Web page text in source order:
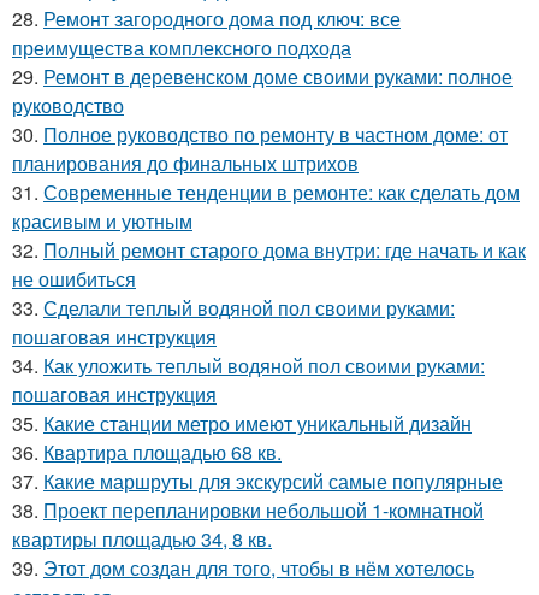
28. Ремонт загородного дома под ключ: все
преимущества комплексного подхода
29. Ремонт в деревенском доме своими руками: полное
руководство
30. Полное руководство по ремонту в частном доме: от
планирования до финальных штрихов
31. Современные тенденции в ремонте: как сделать дом
красивым и уютным
32. Полный ремонт старого дома внутри: где начать и как
не ошибиться
33. Сделали теплый водяной пол своими руками:
пошаговая инструкция
34. Как уложить теплый водяной пол своими руками:
пошаговая инструкция
35. Какие станции метро имеют уникальный дизайн
36. Квартира площадью 68 кв.
37. Какие маршруты для экскурсий самые популярные
38. Проект перепланировки небольшой 1-комнатной
квартиры площадью 34, 8 кв.
39. Этот дом создан для того, чтобы в нём хотелось